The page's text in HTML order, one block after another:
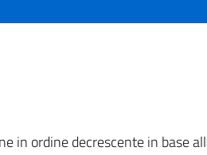
in ordine decrescente in base